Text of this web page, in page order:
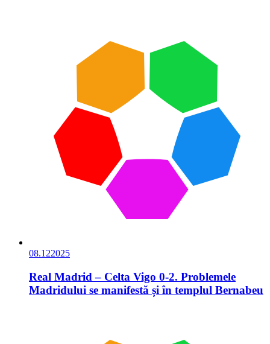
08.122025
Real Madrid – Celta Vigo 0-2. Problemele
Madridului se manifestă și în templul Bernabeu